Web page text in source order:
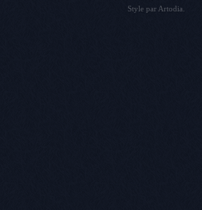
Style par Artodia